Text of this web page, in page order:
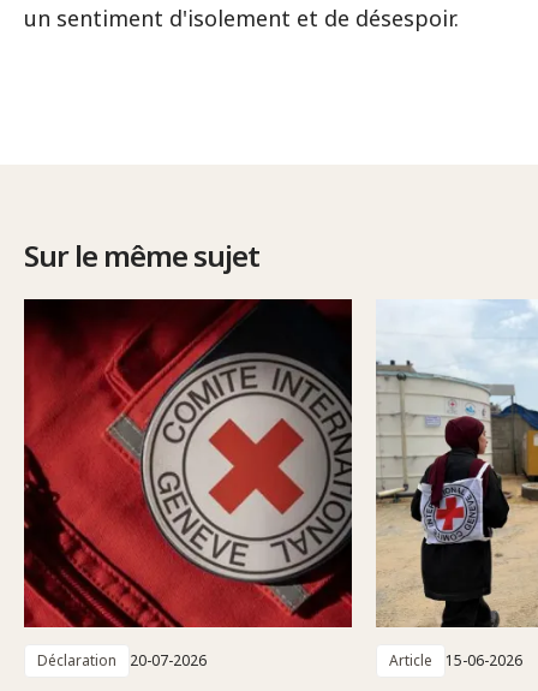
un sentiment d'isolement et de désespoir.
Sur le même sujet
Déclaration 20-07-2026 Article 15-06-2026